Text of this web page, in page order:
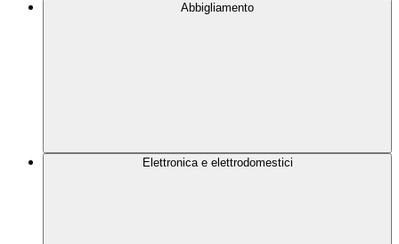
Abbigliamento
Elettronica e elettrodomestici